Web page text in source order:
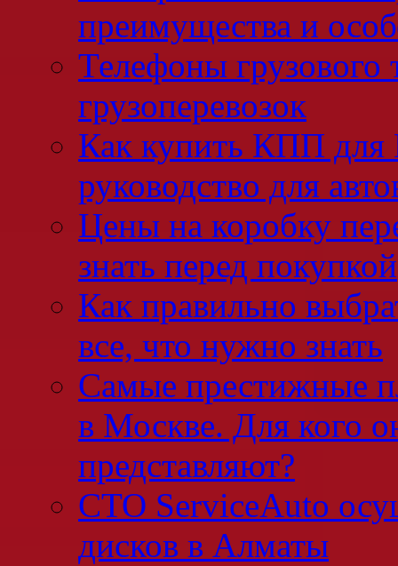
преимущества и
Телефоны грузового
грузоперевозок
Как купить КПП для
руководство для
Цены на коробку
знать перед покупкой
Как правильно
все, что нужно знать
Самые престижные
в Москве. Для кого
представляют?
СТО ServiceAuto
дисков в Алматы